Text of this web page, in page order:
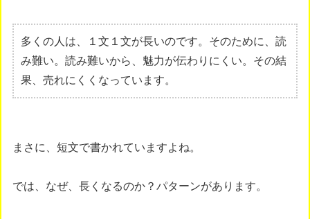
多くの人は、１文１文が長いのです。そのために、読
み難い。読み難いから、魅力が伝わりにくい。その結
果、売れにくくなっています。
まさに、短文で書かれていますよね。
では、なぜ、長くなるのか？パターンがあります。